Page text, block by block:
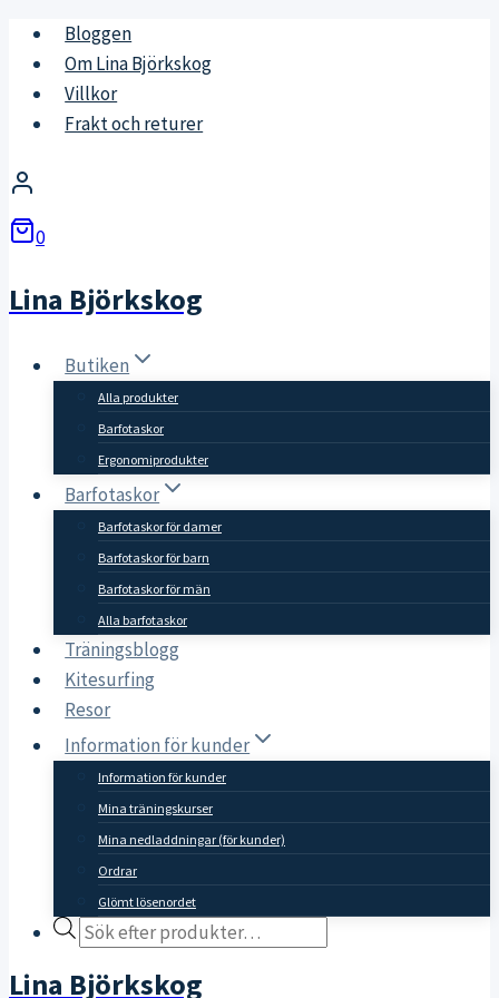
Skip
content
Bloggen
Om Lina Björkskog
Villkor
Frakt och returer
0
Lina Björkskog
Butiken
Alla produkter
Barfotaskor
Ergonomiprodukter
Barfotaskor
Barfotaskor för damer
Barfotaskor för barn
Barfotaskor för män
Alla barfotaskor
Träningsblogg
Kitesurfing
Resor
Information för kunder
Information för kunder
Mina träningskurser
Mina nedladdningar (för kunder)
Ordrar
Glömt lösenordet
Products
Lina Björkskog